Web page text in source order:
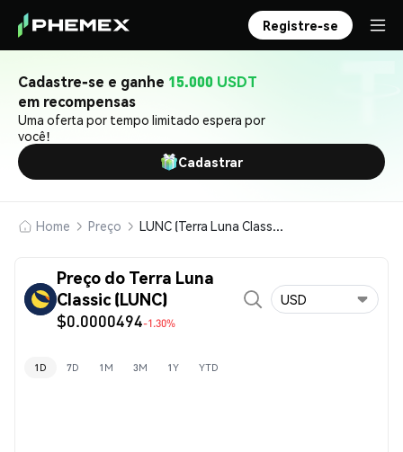
Registre-se
Cadastre-se e ganhe 15.000 USDT
em recompensas
Uma oferta por tempo limitado espera por
você!
Cadastrar
Home Preço LUNC (Terra Luna Classic)
Preço do Terra Luna
Classic (LUNC)
$0.0000494-1.30%
USD
1D 7D 1M 3M 1Y YTD